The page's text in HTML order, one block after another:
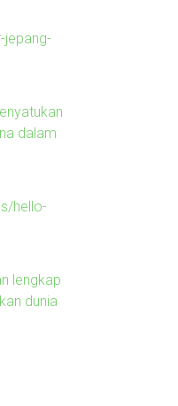
dalam
hello-
lengkap
dunia